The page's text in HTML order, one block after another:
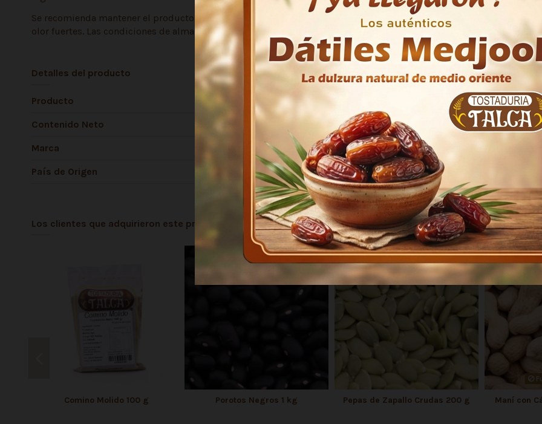
Se recomienda mantener el producto en su envase original y consumir a la brevedad. Conservar en ambientes
olor fuertes. Las condiciones de almacenamiento influyen significativamente en su duración.
Detalles del producto
Producto Nueces mariposa
Contenido Neto 125 g
Marca Tostaduría Talca
País de Origen Chile
Los clientes que adquirieron este producto también compraron:
Comino Molido 100 g Porotos Negros 1 kg Pepas de Zapallo Crudas 200 g Maní con